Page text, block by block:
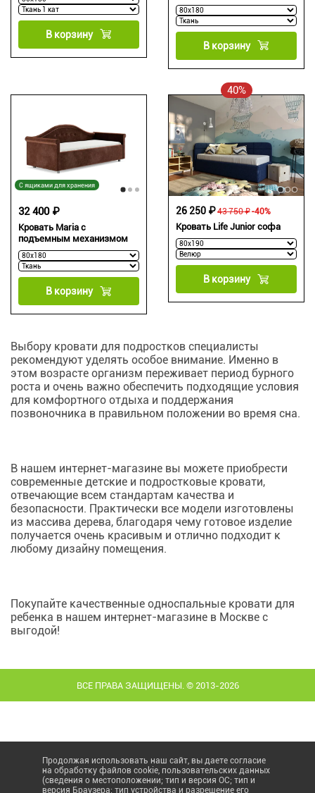
В корзину
В корзину
С ящиками для хранения
Кровать Maria с
подъемным механизмом
32 400 ₽
В корзину
40%
Кровать Life Junior софа
43 750 ₽
26 250 ₽ -40%
В корзину
Выбору кровати для подростков специалисты
рекомендуют уделять особое внимание. Именно в
этом возрасте организм переживает период бурного
роста и очень важно обеспечить подходящие условия
для комфортного отдыха и поддержания
позвоночника в правильном положении во время сна.
В нашем интернет-магазине вы можете приобрести
современные детские и подростковые кровати,
отвечающие всем стандартам качества и
безопасности. Практически все модели изготовлены
из массива дерева, благодаря чему готовое изделие
получается очень красивым и отлично подходит к
любому дизайну помещения.
Покупайте качественные односпальные кровати для
ребенка в нашем интернет-магазине в Москве с
выгодой!
ВСЕ ПРАВА ЗАЩИЩЕНЫ. © 2013-2026
Продолжая использовать наш сайт, вы даете согласие
на обработку файлов cookie, пользовательских данных
(сведения о местоположении; тип и версия ОС; тип и
версия Браузера; тип устройства и разрешение его